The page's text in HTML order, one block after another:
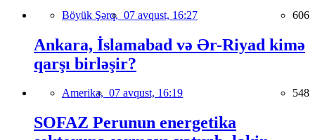
Böyük Şərq, 07 avqust, 16:27 606
Ankara, İslamabad və Ər-Riyad kimə
qarşı birləşir?
Amerika, 07 avqust, 16:19 548
SOFAZ Perunun energetika